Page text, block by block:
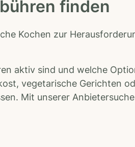
finden
Kochen zur
aktiv sind und welche
vegetarische Gerichten
Mit unserer